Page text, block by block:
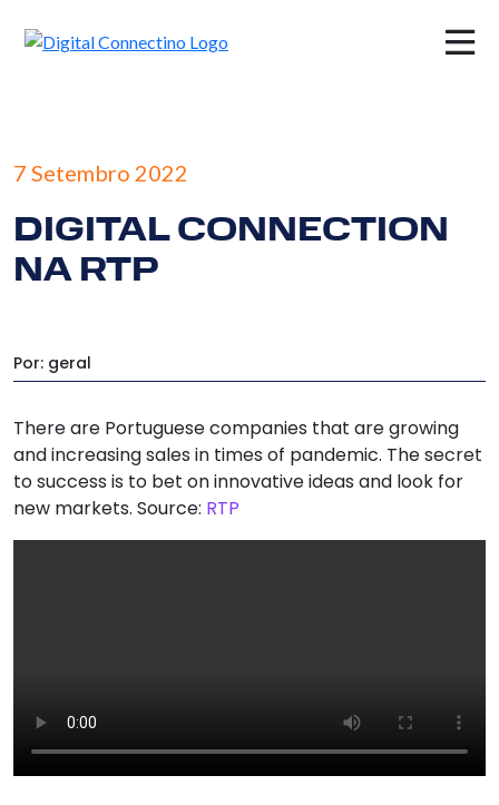
×
7 Setembro 2022
DIGITAL CONNECTION
NA RTP
Por: geral
There are Portuguese companies that are growing
and increasing sales in times of pandemic. The secret
to success is to bet on innovative ideas and look for
new markets. Source: RTP